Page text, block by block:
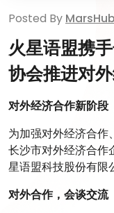
Posted By MarsHub
火星语盟携
协会推进对
对外经济合作新阶段
为加强对外经济合作
长沙市对外经济合作
星语盟科技股份有限
对外合作，会谈交流